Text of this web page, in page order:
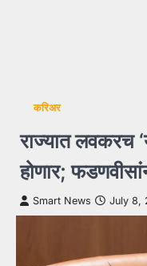
करिअर
राज्यात लवकरच
होणार;
Smart News July 8,